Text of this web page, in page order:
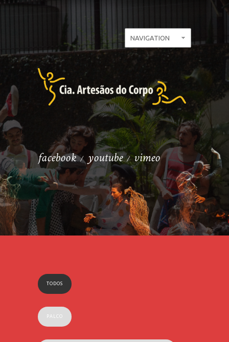
facebook youtube vimeo
TODOS
PALCO